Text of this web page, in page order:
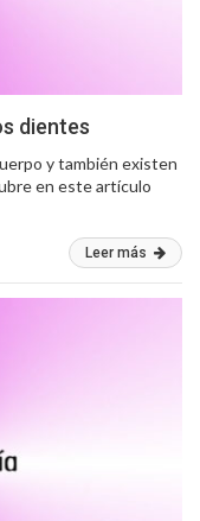
dientes
y también existen
en este artículo
Leer más